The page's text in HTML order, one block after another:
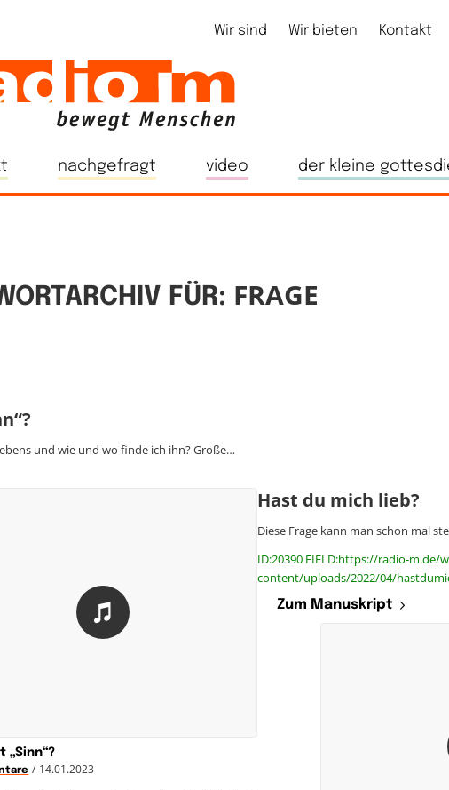
Wir sind Wir bieten Kontakt
nachgefragt video der kleine
FÜR: FRAGE
und wie und wo finde ich ihn? Große…
„Sinn“?
/ 14.01.2023
Hast du mich lieb?
Diese Frage kann man schon mal
ID:20390 FIELD:https://radio-m.de/
content/uploads/2022/04/
Zum Manuskript